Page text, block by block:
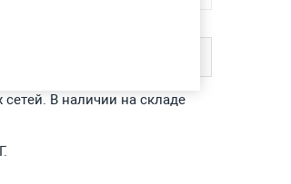
В наличии на складе